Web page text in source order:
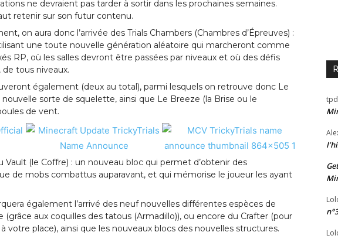
ne devraient pas tarder à sortir dans les prochaines semaines.
retenir sur son futur contenu.
on aura donc l’arrivée des Trials Chambers (Chambres d’Épreuves) :
une toute nouvelle génération aléatoire qui marcheront comme
RP, où les salles devront être passées par niveaux et où des défis
tous niveaux.
également (deux au total), parmi lesquels on retrouve donc Le
sorte de squelette, ainsi que Le Breeze (la Brise ou le
de vent.
Vault (le Coffre) : un nouveau bloc qui permet d’obtenir des
de mobs combattus auparavant, et qui mémorise le joueur les ayant
également l’arrivé des neuf nouvelles différentes espèces de
(grâce aux coquilles des tatous (Armadillo)), ou encore du Crafter (pour
votre place), ainsi que les nouveaux blocs des nouvelles structures.